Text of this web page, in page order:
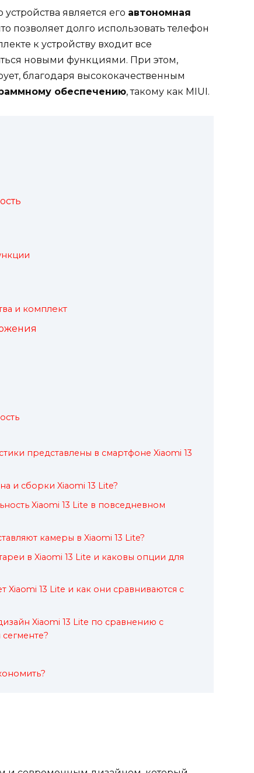
является его автономная
позволяет долго использовать телефон
к устройству входит все
новыми функциями. При этом,
благодаря высококачественным
обеспечению, такому как MIUI.
и комплект
представлены в смартфоне Xiaomi 13
и сборки Xiaomi 13 Lite?
Xiaomi 13 Lite в повседневном
камеры в Xiaomi 13 Lite?
в Xiaomi 13 Lite и каковы опции для
Xiaomi 13 Lite и как они сравниваются с
Xiaomi 13 Lite по сравнению с